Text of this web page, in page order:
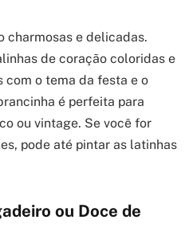
charmosas e delicadas.
de coração coloridas e
com o tema da festa e o
é perfeita para
ou vintage. Se você for
pode até pintar as latinhas
ou Doce de